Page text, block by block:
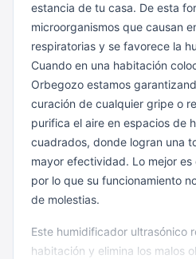
estancia de tu casa. De esta
microorganismos que causan
respiratorias y se favorece la
Cuando en una habitación
Orbegozo estamos
curación de cualquier gripe o
purifica el aire en espacios de
cuadrados, donde logran una
mayor efectividad. Lo mejor es
por lo que su funcionamiento
de molestias.
Este humidificador ultrasónico
habitación y elimina los malos